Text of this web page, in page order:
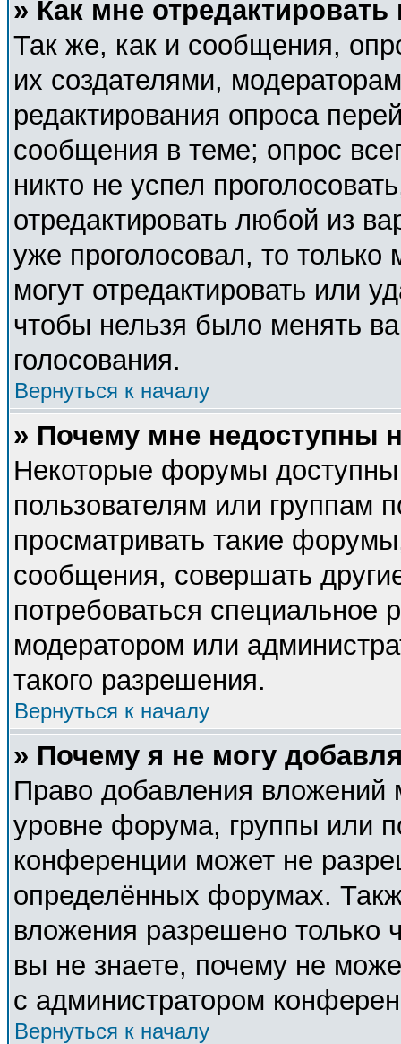
» Как мне
Так же, как и сообщения,
их создателями,
редактирования опроса
сообщения в теме; опрос
никто не успел
отредактировать любой из
уже проголосовал, то
могут отредактировать или
чтобы нельзя было менять
голосования.
Вернуться к началу
» Почему мне недоступны
Некоторые форумы
пользователям или группам
просматривать такие
сообщения, совершать
потребоваться специальное
модератором или
такого разрешения.
Вернуться к началу
» Почему я не могу
Право добавления вложений
уровне форума, группы или
конференции может не
определённых форумах.
вложения разрешено только
вы не знаете, почему не
с администратором
Вернуться к началу